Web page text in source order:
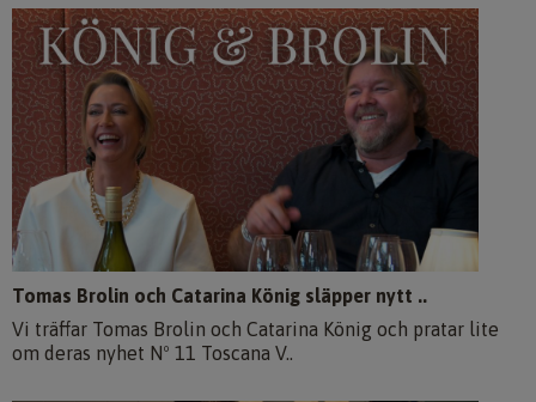
Tomas Brolin och Catarina König släpper nytt ..
Vi träffar Tomas Brolin och Catarina König och pratar lite
om deras nyhet Nº 11 Toscana V..